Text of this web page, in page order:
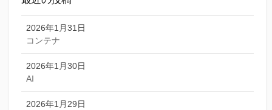
2026年1月31日
コンテナ
2026年1月30日
AI
2026年1月29日